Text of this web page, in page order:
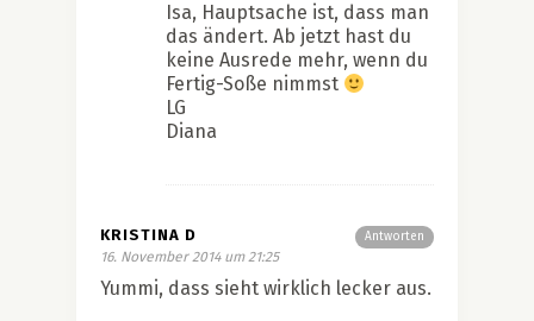
Isa, Hauptsache ist, dass man
das ändert. Ab jetzt hast du
keine Ausrede mehr, wenn du
Fertig-Soße nimmst
LG
Diana
Antworten
KRISTINA D
16. November 2014 um 21:25
Yummi, dass sieht wirklich lecker aus.